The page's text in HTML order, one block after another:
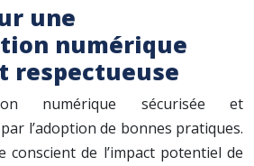
une
numérique
respectueuse
numérique sécurisée et
l’adoption de bonnes pratiques.
conscient de l’impact potentiel de